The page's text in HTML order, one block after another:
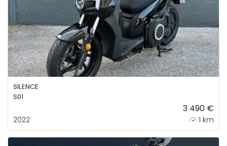
SILENCE
S01
3 490 €
2022 1 km